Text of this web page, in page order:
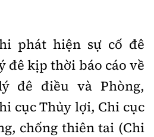
phát hiện sự cố đê
đê kịp thời báo cáo về
đê điều và Phòng,
cục Thủy lợi, Chi cục
chống thiên tai (Chi